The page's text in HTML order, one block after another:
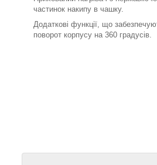
частинок накипу в чашку.
Додаткові функції, що
поворот корпусу на 360 градусів.